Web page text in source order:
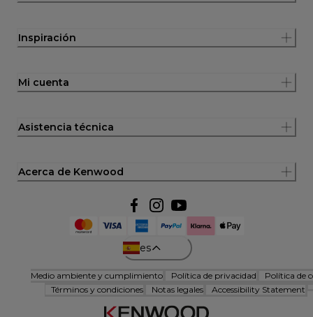
Inspiración
Mi cuenta
Asistencia técnica
Acerca de Kenwood
es
Medio ambiente y cumplimiento Política de privacidad
Política de
Términos y condiciones
Notas legales Accessibility Statement